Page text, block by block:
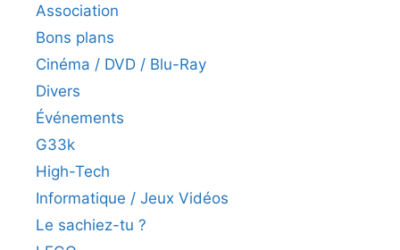
Association
Bons plans
Cinéma / DVD / Blu-Ray
Divers
Événements
G33k
High-Tech
Informatique / Jeux Vidéos
Le sachiez-tu ?